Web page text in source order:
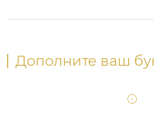
Дополните ваш